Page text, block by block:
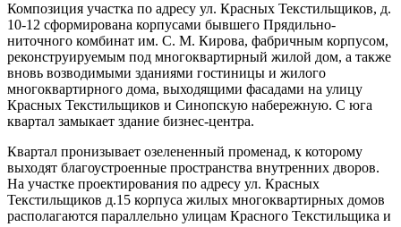
Композиция участка по адресу ул. Красных Текстильщиков, д.
10-12 сформирована корпусами бывшего Прядильно-
ниточного комбинат им. С. М. Кирова, фабричным корпусом,
реконструируемым под многоквартирный жилой дом, а также
вновь возводимыми зданиями гостиницы и жилого
многоквартирного дома, выходящими фасадами на улицу
Красных Текстильщиков и Синопскую набережную. С юга
квартал замыкает здание бизнес-центра.
Квартал пронизывает озелененный променад, к которому
выходят благоустроенные пространства внутренних дворов.
На участке проектирования по адресу ул. Красных
Текстильщиков д.15 корпуса жилых многоквартирных домов
располагаются параллельно улицам Красного Текстильщика и